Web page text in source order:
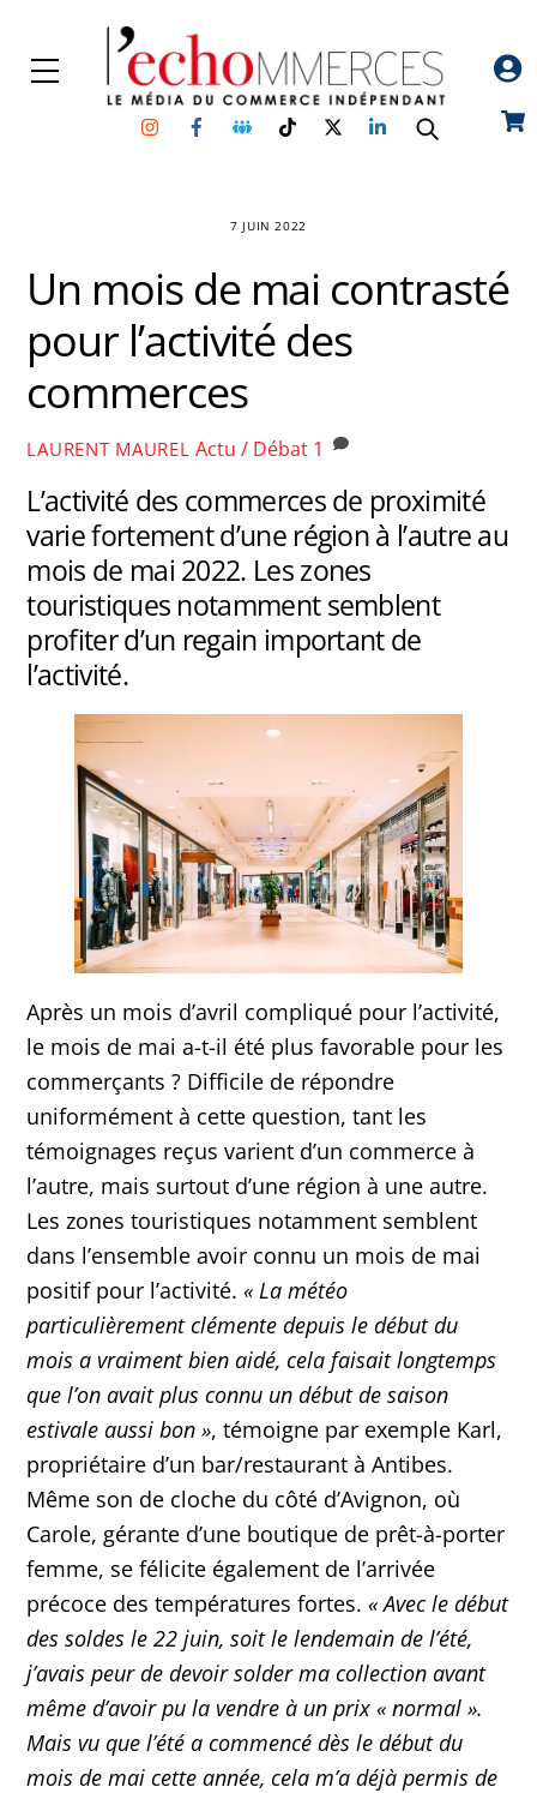
content
Menu
InstagramFacebookGroupe
Facebook
TikTokTwitterLinkedin
7 JUIN 2022
Un mois de mai contrasté
pour l’activité des
commerces
LAURENT MAUREL Actu / Débat 1
L’activité des commerces de proximité
varie fortement d’une région à l’autre au
mois de mai 2022. Les zones
touristiques notamment semblent
profiter d’un regain important de
l’activité.
Après un mois d’avril compliqué pour l’activité,
le mois de mai a-t-il été plus favorable pour les
commerçants ? Difficile de répondre
uniformément à cette question, tant les
témoignages reçus varient d’un commerce à
l’autre, mais surtout d’une région à une autre.
Les zones touristiques notamment semblent
dans l’ensemble avoir connu un mois de mai
positif pour l’activité.« La météo
particulièrement clémente depuis le début du
mois a vraiment bien aidé, cela faisait longtemps
que l’on avait plus connu un début de saison
estivale aussi bon », témoigne par exemple Karl,
propriétaire d’un bar/restaurant à Antibes.
Même son de cloche du côté d’Avignon, où
Carole, gérante d’une boutique de prêt-à-porter
femme, se félicite également de l’arrivée
précoce des températures fortes.« Avec le début
des soldes le 22 juin, soit le lendemain de l’été,
j’avais peur de devoir solder ma collection avant
même d’avoir pu la vendre à un prix « normal ».
Mais vu que l’été a commencé dès le début du
mois de mai cette année, cela m’a déjà permis de